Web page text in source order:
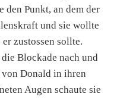
den Punkt, an dem der
und sie wollte
zustossen sollte.
Blockade nach und
Donald in ihren
Augen schaute sie